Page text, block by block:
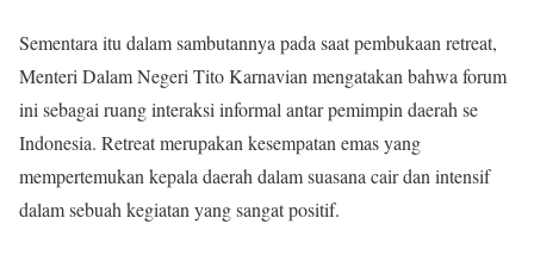
Sementara itu dalam sambutannya pada saat pembukaan retreat,
Menteri Dalam Negeri Tito Karnavian mengatakan bahwa forum
ini sebagai ruang interaksi informal antar pemimpin daerah se
Indonesia. Retreat merupakan kesempatan emas yang
mempertemukan kepala daerah dalam suasana cair dan intensif
dalam sebuah kegiatan yang sangat positif.